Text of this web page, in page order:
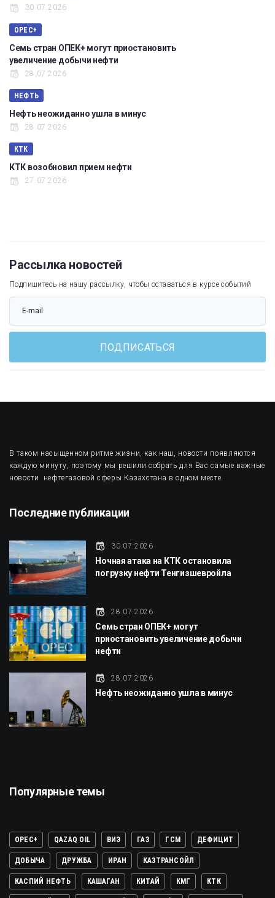
30.07.2026
OPEC+
Семь стран ОПЕК+ могут приостановить
увеличение добычи нефти
28.07.2026
НЕФТЬ
Нефть неожиданно ушла в минус
28.07.2026
КТК
КТК возобновил прием нефти
27.07.2026
Рассылка новостей
Подпишитесь на нашу рассылку, чтобы оставаться в курсе событий
ПОДПИСАТЬСЯ
В таком насыщенном ритме жизни, как наш, новости появляются
каждую минуту, поэтому мы решили собрать для Вас самые важные
новости нефтегазовой сферы Казахстана в одном месте.
Последние публикации
30.07.2026
Ночная атака на КТК остановила
погрузку нефти Тенгизшевройла
28.07.2026
Семь стран ОПЕК+ могут
приостановить увеличение добычи
нефти
28.07.2026
Нефть неожиданно ушла в минус
Популярные темы
OPEC+ QAZAQ OIL ВИЭ ГАЗ ГСМ ДЕФИЦИТ
ДОБЫЧА ДРУЖБА ИРАН КАЗТРАНСОЙЛ
КАСПИЙ НЕФТЬ КАШАГАН КИТАЙ КМГ КТК